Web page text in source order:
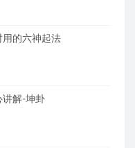
用的六神起法
讲解-坤卦